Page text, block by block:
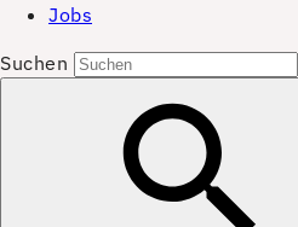
Jobs
Suchen